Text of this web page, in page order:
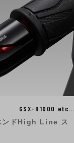
GSX-R1000 etc…
ンドHigh Line ス